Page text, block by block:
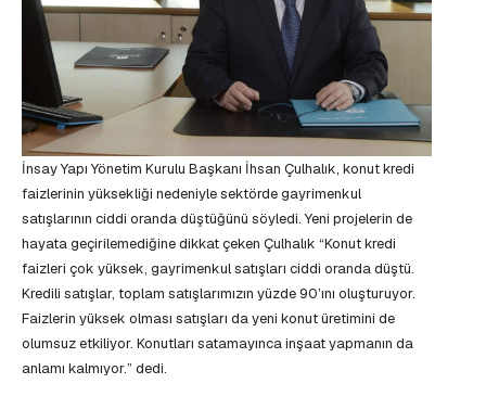
İnsay Yapı Yönetim Kurulu Başkanı İhsan Çulhalık, konut kredi
faizlerinin yüksekliği nedeniyle sektörde gayrimenkul
satışlarının ciddi oranda düştüğünü söyledi. Yeni projelerin de
hayata geçirilemediğine dikkat çeken Çulhalık “Konut kredi
faizleri çok yüksek, gayrimenkul satışları ciddi oranda düştü.
Kredili satışlar, toplam satışlarımızın yüzde 90’ını oluşturuyor.
Faizlerin yüksek olması satışları da yeni konut üretimini de
olumsuz etkiliyor. Konutları satamayınca inşaat yapmanın da
anlamı kalmıyor.” dedi.